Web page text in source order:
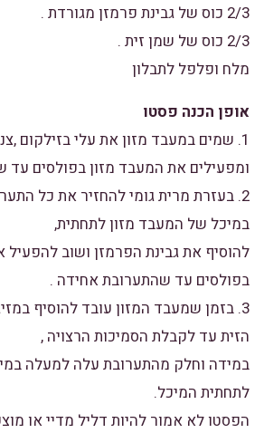
2/3 כוס של גבינת פרמזן מגורדת .
2/3 כוס של שמן זית .
מלח ופלפל לתבלון
אופן הכנה פסטו
1. שמים במעבד מזון את עלי בזילקום
ומפעילים את המעבד מזון בפולסים
2. בעזרת מרית גומי להחזיר את כל
במיכל של המעבד מזון לתחתית,
להוסיף את גבינת הפרמזן ושוב
בפולסים עד שהתערובת אחידה .
3. בזמן שמעבד המזון עובד להוסיף
הזית עד לקבלת הסמיכות הרצויה ,
במידה וחלק מהתערובת עלה למעלה
לתחתית המיכל.
הפסטו לא אמור להיות דליל מדיי או